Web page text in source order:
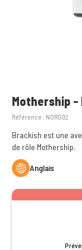
Mothership -
Référence : NORG02
Brackish est une
de rôle Mothership.
Anglais